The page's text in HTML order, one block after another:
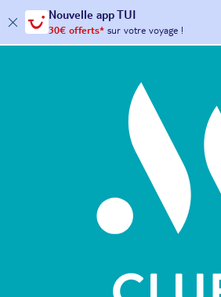
Nouvelle app TUI
30€ offerts*sur votre voyage !
avec le code :HAPPYAPP
Hôtels & Clubs